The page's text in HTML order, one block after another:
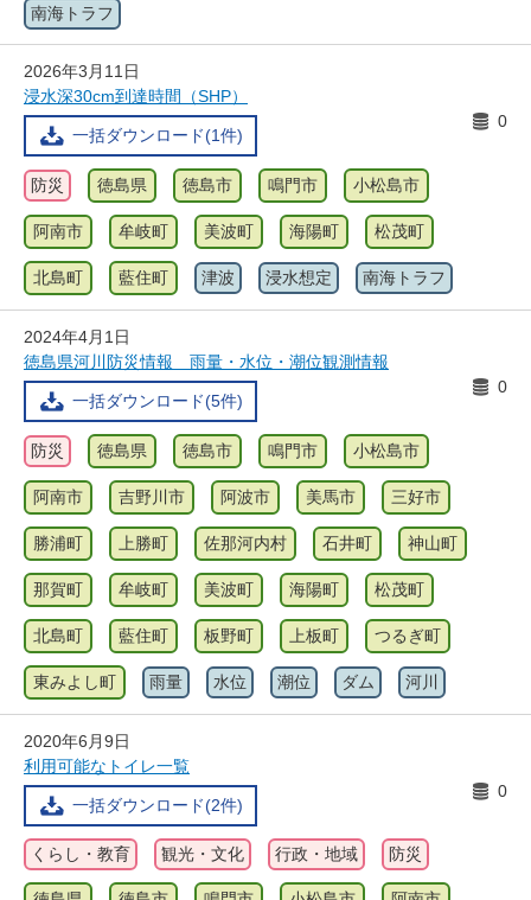
南海トラフ
2026年3月11日
浸水深30cm到達時間（SHP）
一括ダウンロード(1件)
0
防災 徳島県 徳島市 鳴門市 小松島市
阿南市 牟岐町 美波町 海陽町 松茂町
北島町 藍住町 津波 浸水想定 南海トラフ
2024年4月1日
徳島県河川防災情報 雨量・水位・潮位観測情報
一括ダウンロード(5件)
0
防災 徳島県 徳島市 鳴門市 小松島市
阿南市 吉野川市 阿波市 美馬市 三好市
勝浦町 上勝町 佐那河内村 石井町 神山町
那賀町 牟岐町 美波町 海陽町 松茂町
北島町 藍住町 板野町 上板町 つるぎ町
東みよし町 雨量 水位 潮位 ダム 河川
2020年6月9日
利用可能なトイレ一覧
一括ダウンロード(2件)
0
くらし・教育 観光・文化 行政・地域 防災